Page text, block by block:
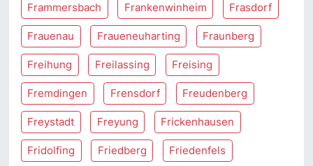
Frammersbach Frankenwinheim Frasdorf
Frauenau Fraueneuharting Fraunberg
Freihung Freilassing Freising
Fremdingen Frensdorf Freudenberg
Freystadt Freyung Frickenhausen
Fridolfing Friedberg Friedenfels